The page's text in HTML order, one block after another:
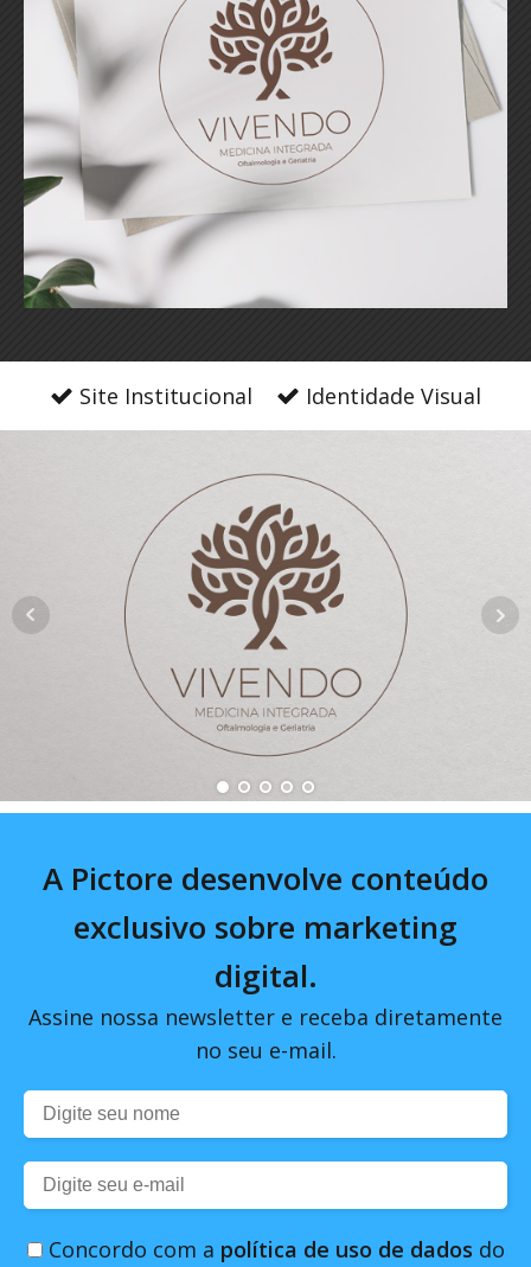
Site Institucional Identidade Visual
A Pictore desenvolve conteúdo
exclusivo sobre marketing
digital.
Assine nossa newsletter e receba diretamente
no seu e-mail.
Concordo com a política de uso de dados do